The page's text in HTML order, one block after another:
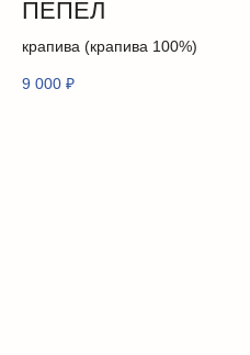
ПЕПЕЛ
крапива (крапива 100%)
9 000 ₽